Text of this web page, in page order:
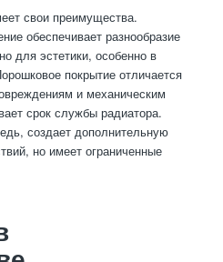
свои преимущества.
обеспечивает разнообразие
для эстетики, особенно в
покрытие отличается
и механическим
срок службы радиатора.
создает дополнительную
но имеет ограниченные